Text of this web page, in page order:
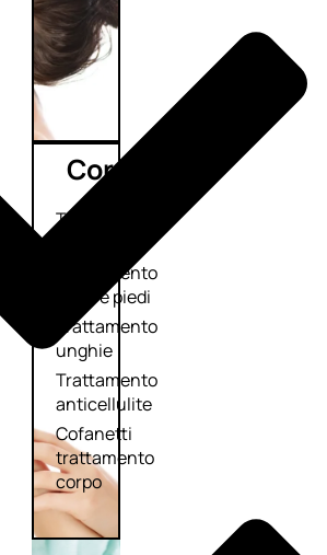
Corpo
Trattamento
Trattamento
mani e piedi
Trattamento
unghie
Trattamento
anticellulite
Cofanetti
trattamento
corpo